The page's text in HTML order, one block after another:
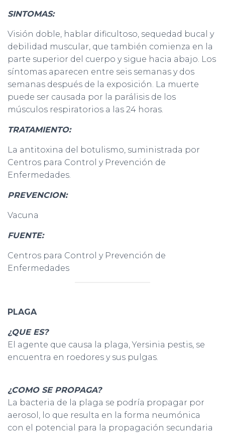
SINTOMAS:
Visión doble, hablar dificultoso, sequedad bucal y
debilidad muscular, que también comienza en la
parte superior del cuerpo y sigue hacia abajo. Los
síntomas aparecen entre seis semanas y dos
semanas después de la exposición. La muerte
puede ser causada por la parálisis de los
músculos respiratorios a las 24 horas.
TRATAMIENTO:
La antitoxina del botulismo, suministrada por
Centros para Control y Prevención de
Enfermedades.
PREVENCION:
Vacuna
FUENTE:
Centros para Control y Prevención de
Enfermedades
PLAGA
¿QUE ES?
El agente que causa la plaga, Yersinia pestis, se
encuentra en roedores y sus pulgas.
¿COMO SE PROPAGA?
La bacteria de la plaga se podría propagar por
aerosol, lo que resulta en la forma neumónica
con el potencial para la propagación secundaria